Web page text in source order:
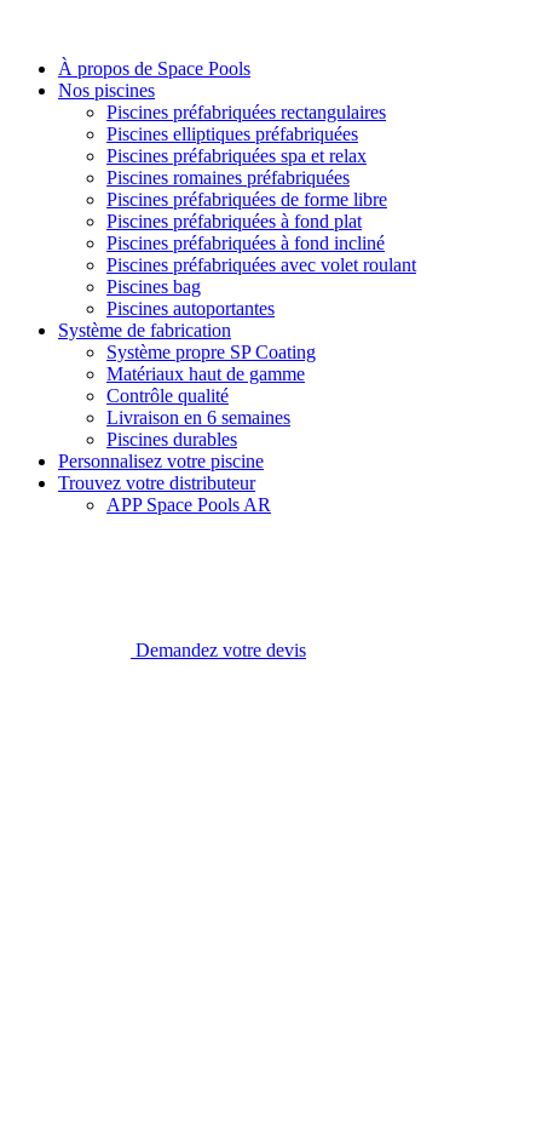
À propos de Space Pools
Nos piscines
Piscines préfabriquées rectangulaires
Piscines elliptiques préfabriquées
Piscines préfabriquées spa et relax
Piscines romaines préfabriquées
Piscines préfabriquées de forme libre
Piscines préfabriquées à fond plat
Piscines préfabriquées à fond incliné
Piscines préfabriquées avec volet roulant
Piscines bag
Piscines autoportantes
Système de fabrication
Système propre SP Coating
Matériaux haut de gamme
Contrôle qualité
Livraison en 6 semaines
Piscines durables
Personnalisez votre piscine
Trouvez votre distributeur
APP Space Pools AR
Demandez votre devis